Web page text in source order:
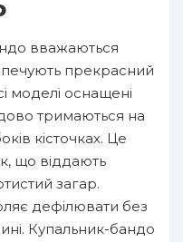
вважаються
прекрасний
моделі оснащені
тримаються на
кісточках. Це
що віддають
загар.
дефілювати без
Купальник-бандо